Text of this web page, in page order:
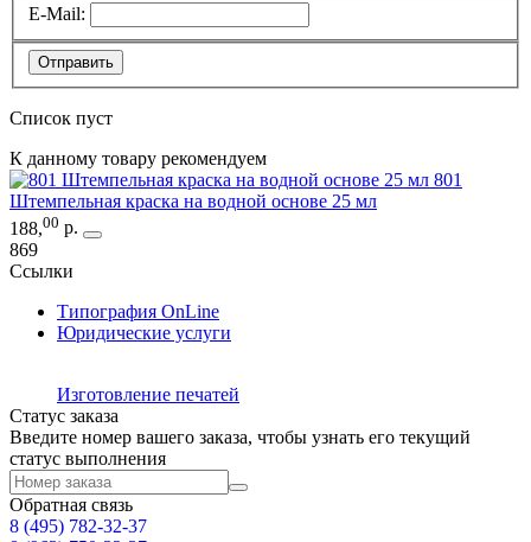
E-Mail:
Отправить
Список пуст
К данному товару рекомендуем
801
Штемпельная краска на водной основе 25 мл
188,00 р.
869
Ссылки
Типография OnLine
Юридические услуги
Изготовление печатей
Статус заказа
Введите номер вашего заказа, чтобы узнать его текущий
статус выполнения
Обратная связь
8 (495) 782-32-37